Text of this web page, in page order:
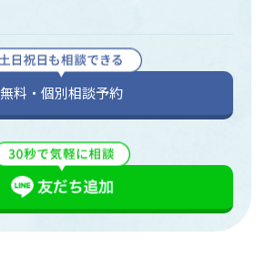
無料・個別相談予約